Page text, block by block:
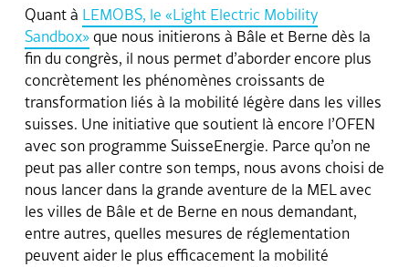
Quant à LEMOBS, le «Light Electric Mobility
Sandbox» que nous initierons à Bâle et Berne dès la
fin du congrès, il nous permet d’aborder encore plus
concrètement les phénomènes croissants de
transformation liés à la mobilité légère dans les villes
suisses. Une initiative que soutient là encore l’OFEN
avec son programme SuisseEnergie. Parce qu’on ne
peut pas aller contre son temps, nous avons choisi de
nous lancer dans la grande aventure de la MEL avec
les villes de Bâle et de Berne en nous demandant,
entre autres, quelles mesures de réglementation
peuvent aider le plus efficacement la mobilité